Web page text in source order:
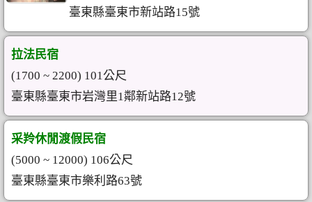
臺東縣臺東市新站路15號
拉法民宿
(1700 ~ 2200) 101公尺
臺東縣臺東市岩灣里1鄰新站路12號
采羚休閒渡假民宿
(5000 ~ 12000) 106公尺
臺東縣臺東市樂利路63號